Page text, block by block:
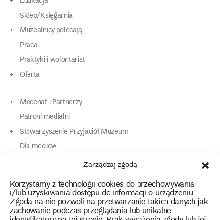
Zarządzaj zgodą
Korzystamy z technologii cookies do przechowywania
i/lub uzyskiwania dostępu do informacji o urządzeniu.
Zgoda na nie pozwoli na przetwarzanie takich danych jak
zachowanie podczas przeglądania lub unikalne
Sklep/Księgarnia
Muzealnicy polecają
Praca
Praktyki i wolontariat
Oferta
Mecenat i Partnerzy
Patroni medialni
Stowarzyszenie Przyjaciół Muzeum
Dla mediów
Dla osób o specjalnych potrzebach
Kontakt